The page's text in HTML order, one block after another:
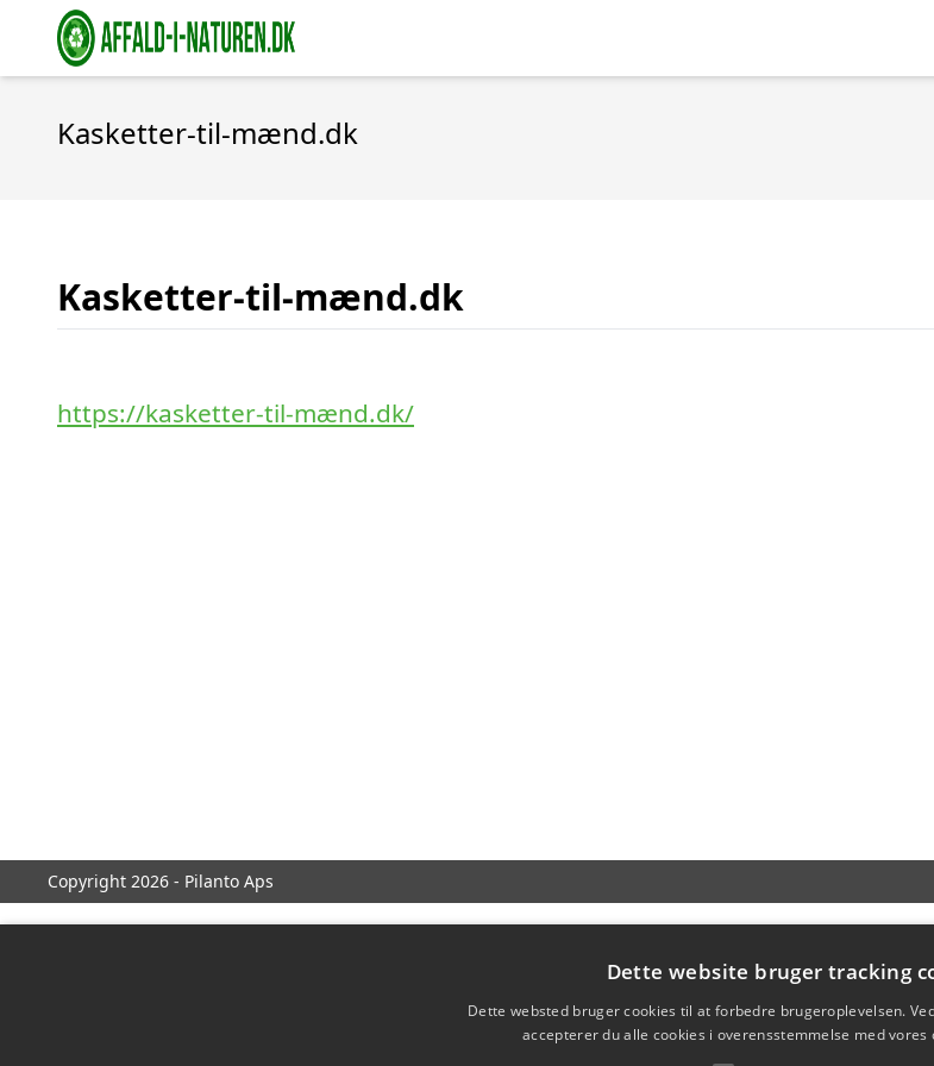
Kasketter-til-mænd.dk
Kasketter-til-mænd.dk
https://kasketter-til-mænd.dk/
Copyright 2026 - Pilanto Aps
Dette website bruger tracking
Dette websted bruger cookies til at forbedre brugeroplevelsen.
accepterer du alle cookies i overensstemmelse med vores